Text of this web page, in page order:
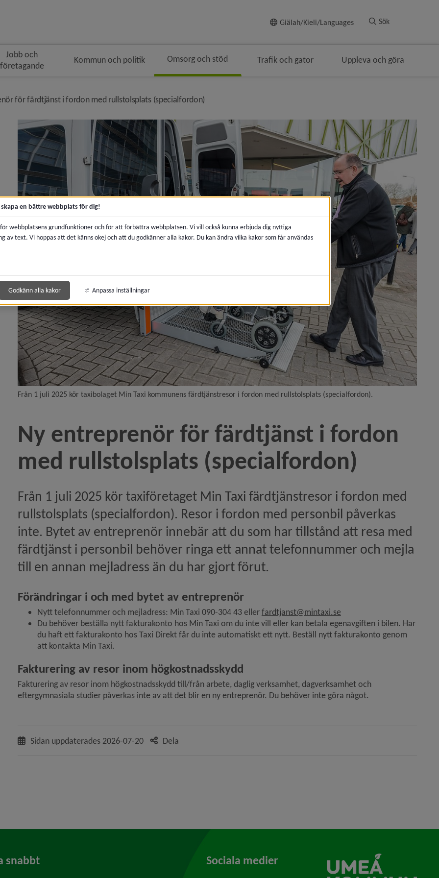
Giälah/Kieli/Languages Sök
Jobb och
företagande
Kommun och politik Omsorg och stöd Trafik och gator Uppleva och göra
för färdtjänst i fordon med rullstolsplats (specialfordon)
sätt att besöka Socialtjänstens hus)
ger stöd till vuxna)
i Umeå ska hjälpa fler småbarnsfamiljer tidigt)
Är du orolig för ett barn i sommar?)
telefontider till socialtjänsten)
1 juli för dig som söker ekonomiskt bistånd)
kväll för ditt barn)
kvar på tillfälligt höjd nivå)
med personbil)
ger höga betyg till socialtjänstens verksamheter)
bli kontaktperson)
finns hjälp att få!)
prisas för Årets ideella insats 2025)
stöd till vuxna)
Digitala träffar om att bli familjehem)
tillgängligheten till socialtjänsten)
till alla sommarvikarier!)
till en mer tillgänglig och förebyggande socialtjänst)
förlängs)
Från 1 juli 2025 kör taxibolaget Min Taxi kommunens färdtjänstresor i fordon med rullstolsplats (specialfordon).
Ny entreprenör för färdtjänst i fordon
med rullstolsplats (specialfordon)
Från 1 juli 2025 kör taxiföretaget Min Taxi färdtjänstresor i fordon med
rullstolsplats (specialfordon). Resor i fordon med personbil påverkas
inte. Bytet av entreprenör innebär att du som har tillstånd att resa med
färdtjänst i personbil behöver ringa ett annat telefonnummer och mejla
till en annan mejladress än du har gjort förut.
Förändringar i och med bytet av entreprenör
Nytt telefonnummer och mejladress: Min Taxi 090-304 43 eller fardtjanst@mintaxi.se
Du behöver beställa nytt fakturakonto hos Min Taxi om du inte vill eller kan betala egenavgiften i bilen. Har
du haft ett fakturakonto hos Taxi Direkt får du inte automatiskt ett nytt. Beställ nytt fakturakonto genom
att kontakta Min Taxi.
Fakturering av resor inom högkostnadsskydd
Fakturering av resor inom högkostnadsskydd till/från arbete, daglig verksamhet, dagverksamhet och
eftergymnasiala studier påverkas inte av att det blir en ny entreprenör. Du behöver inte göra något.
Sidan uppdaterades 2026-07-20 Dela
snabbt Sociala medier
en bättre webbplats för dig!
för webbplatsens grundfunktioner och för att förbättra webbplatsen. Vi vill också kunna erbjuda dig nyttiga
av text. Vi hoppas att det känns okej och att du godkänner alla kakor. Du kan ändra vilka kakor som får användas
Godkänn alla kakor Anpassa inställningar